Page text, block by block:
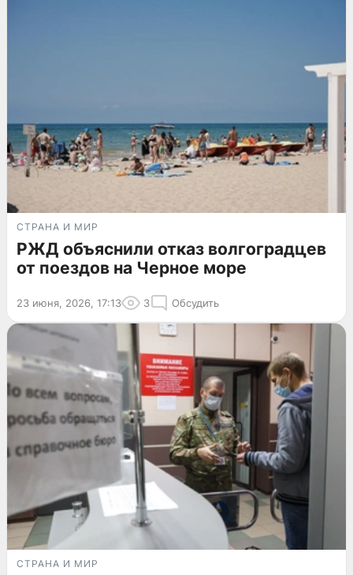
СТРАНА И МИР
РЖД объяснили отказ волгоградцев
от поездов на Черное море
23 июня, 2026, 17:13 3 Обсудить
СТРАНА И МИР